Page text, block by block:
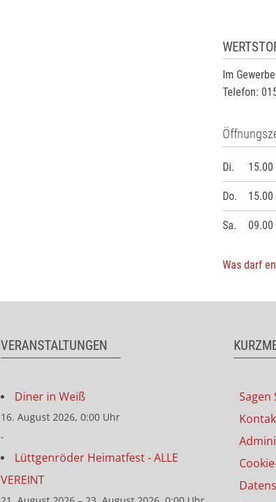
Im
Telefon:
Di.
Do.
Sa.
Was darf
VERANSTALTUNGEN
Diner in Weiß
16. August 2026, 0:00 Uhr
-
Lüttgenröder Heimatfest - ALLE
VEREINT
Sagen